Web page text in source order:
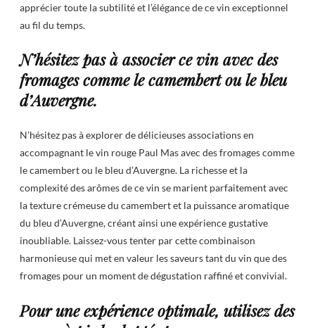
apprécier toute la subtilité et l’élégance de ce vin exceptionnel
au fil du temps.
N’hésitez pas à associer ce vin avec des
fromages comme le camembert ou le bleu
d’Auvergne.
N’hésitez pas à explorer de délicieuses associations en
accompagnant le vin rouge Paul Mas avec des fromages comme
le camembert ou le bleu d’Auvergne. La richesse et la
complexité des arômes de ce vin se marient parfaitement avec
la texture crémeuse du camembert et la puissance aromatique
du bleu d’Auvergne, créant ainsi une expérience gustative
inoubliable. Laissez-vous tenter par cette combinaison
harmonieuse qui met en valeur les saveurs tant du vin que des
fromages pour un moment de dégustation raffiné et convivial.
Pour une expérience optimale, utilisez des